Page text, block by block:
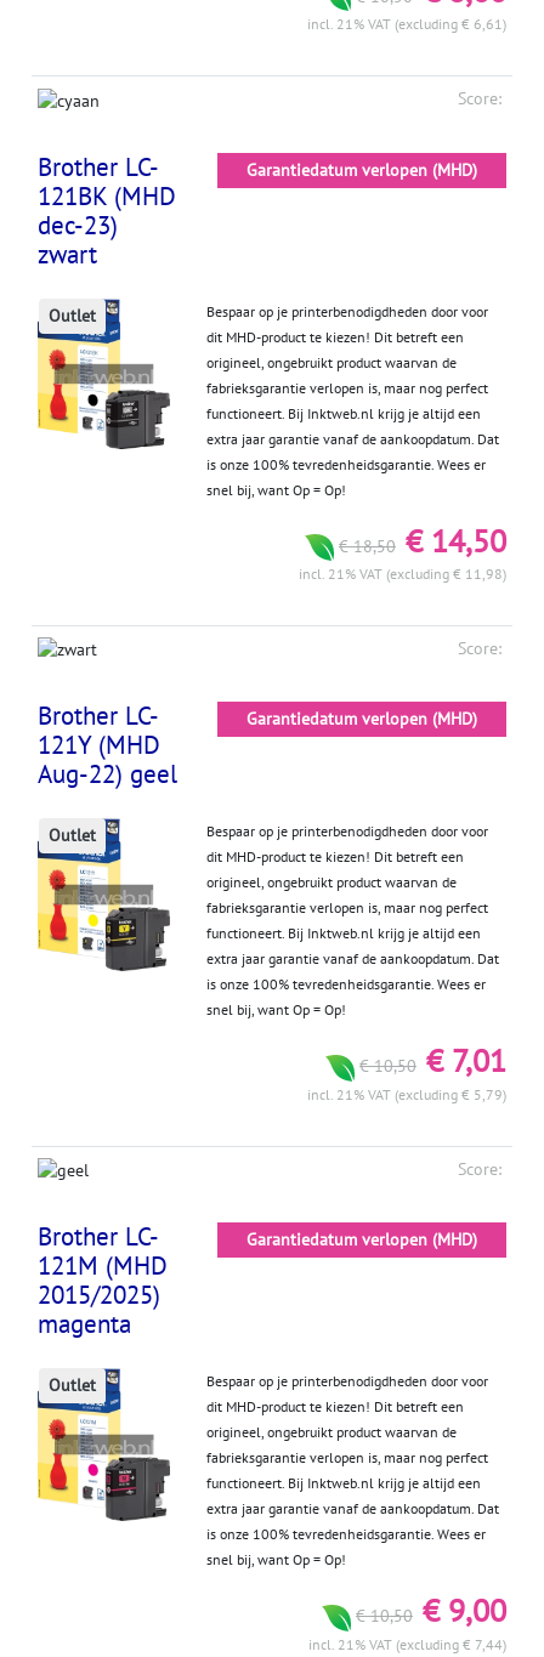
incl. 21% VAT (excluding € 6,61)
Score:
Brother LC-
121BK (MHD
dec-23)
zwart
Garantiedatum verlopen (MHD)
Outlet
Bespaar op je printerbenodigdheden door voor
dit MHD-product te kiezen! Dit betreft een
origineel, ongebruikt product waarvan de
fabrieksgarantie verlopen is, maar nog perfect
functioneert. Bij Inktweb.nl krijg je altijd een
extra jaar garantie vanaf de aankoopdatum. Dat
is onze 100% tevredenheidsgarantie. Wees er
snel bij, want Op = Op!
€ 18,50 € 14,50
incl. 21% VAT (excluding € 11,98)
Score:
Brother LC-
121Y (MHD
Aug-22) geel
Garantiedatum verlopen (MHD)
Outlet
Bespaar op je printerbenodigdheden door voor
dit MHD-product te kiezen! Dit betreft een
origineel, ongebruikt product waarvan de
fabrieksgarantie verlopen is, maar nog perfect
functioneert. Bij Inktweb.nl krijg je altijd een
extra jaar garantie vanaf de aankoopdatum. Dat
is onze 100% tevredenheidsgarantie. Wees er
snel bij, want Op = Op!
€ 10,50 € 7,01
incl. 21% VAT (excluding € 5,79)
Score:
Brother LC-
121M (MHD
2015/2025)
magenta
Garantiedatum verlopen (MHD)
Outlet
Bespaar op je printerbenodigdheden door voor
dit MHD-product te kiezen! Dit betreft een
origineel, ongebruikt product waarvan de
fabrieksgarantie verlopen is, maar nog perfect
functioneert. Bij Inktweb.nl krijg je altijd een
extra jaar garantie vanaf de aankoopdatum. Dat
is onze 100% tevredenheidsgarantie. Wees er
snel bij, want Op = Op!
€ 10,50 € 9,00
incl. 21% VAT (excluding € 7,44)